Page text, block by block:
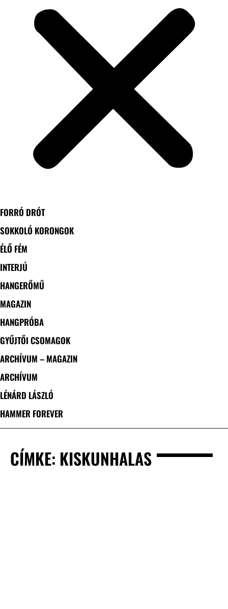
FORRÓ DRÓT
SOKKOLÓ KORONGOK
ÉLŐ FÉM
INTERJÚ
HANGERŐMŰ
MAGAZIN
HANGPRÓBA
GYŰJTŐI CSOMAGOK
ARCHÍVUM – MAGAZIN
ARCHÍVUM
LÉNÁRD LÁSZLÓ
HAMMER FOREVER
CÍMKE: KISKUNHALAS